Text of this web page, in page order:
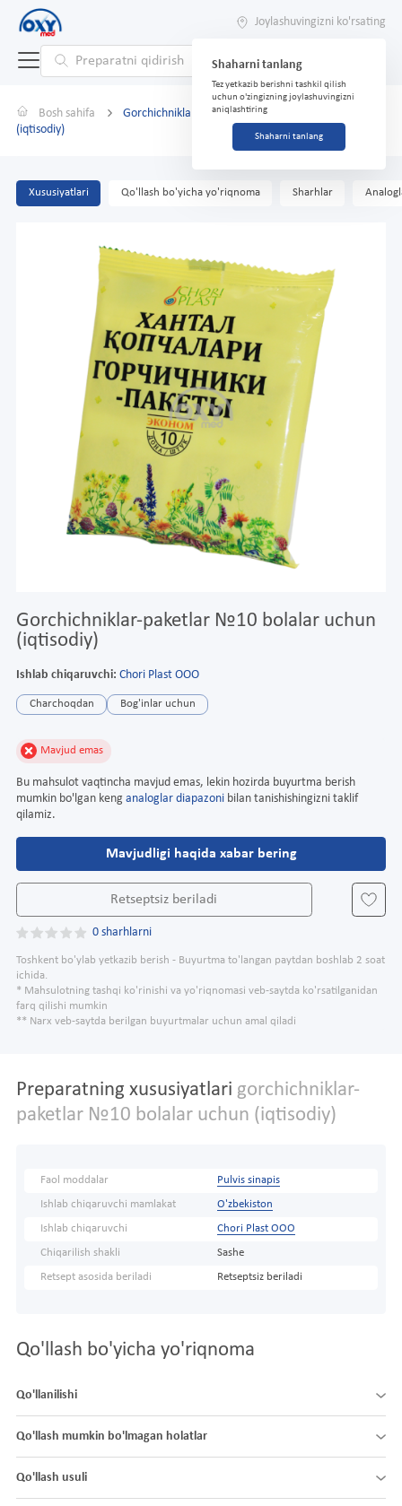
Joylashuvingizni ko'rsating
Shaharni tanlang
Tez yetkazib berishni tashkil qilish
uchun o'zingizning joylashuvingizni
aniqlashtiring
Shaharni tanlang
Bosh sahifa
Gorchichniklar-paketlar №10 bolalar uchun
(iqtisodiy)
Xususiyatlari Qo'llash bo'yicha yo'riqnoma Sharhlar
Gorchichniklar-paketlar №10 bolalar uchun
(iqtisodiy)
Ishlab chiqaruvchi: Chori Plast OOO
Charchoqdan Bog'inlar uchun
Mavjud emas
Bu mahsulot vaqtincha mavjud emas, lekin hozirda buyurtma berish
mumkin bo'lgan keng analoglar diapazoni bilan tanishishingizni taklif
qilamiz.
Mavjudligi haqida xabar bering
Retseptsiz beriladi
0 sharhlarni
Toshkent bo'ylab yetkazib berish - Buyurtma to'langan paytdan boshlab 2 soat
ichida.
* Mahsulotning tashqi ko'rinishi va yo'riqnomasi veb-saytda ko'rsatilganidan
farq qilishi mumkin
** Narx veb-saytda berilgan buyurtmalar uchun amal qiladi
Preparatning xususiyatlari gorchichniklar-
paketlar №10 bolalar uchun (iqtisodiy)
Faol moddalar Pulvis sinapis
Ishlab chiqaruvchi mamlakat O'zbekiston
Ishlab chiqaruvchi Chori Plast OOO
Chiqarilish shakli Sashe
Retsept asosida beriladi Retseptsiz beriladi
Qo'llash bo'yicha yo'riqnoma
Qo'llanilishi
Qo'llash mumkin bo'lmagan holatlar
Qo'llash usuli